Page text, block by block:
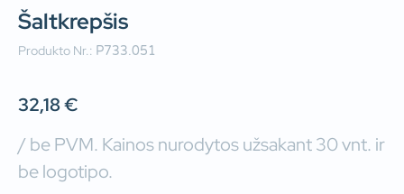
Šaltkrepšis
Produkto Nr.: P733.051
32,18€
/ be PVM. Kainos nurodytos užsakant 30 vnt. ir
be logotipo.